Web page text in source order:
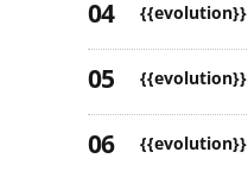
{{evolution}}
{{evolution}}
{{evolution}}